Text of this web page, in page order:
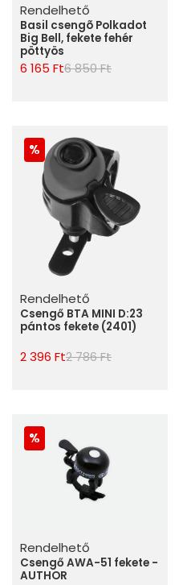
Rendelhető
Basil csengõ Polkadot
Big Bell, fekete fehér
pöttyös
6 165 Ft6 850 Ft
Rendelhető
Csengő BTA MINI D:23
pántos fekete (2401)
2 396 Ft2 786 Ft
Rendelhető
Csengő AWA-51 fekete -
AUTHOR